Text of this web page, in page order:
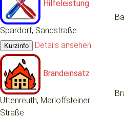
Hilfeleistung
Spardorf, Sandstraße
Details ansehen
Brandeinsatz
Uttenreuth, Marloffsteiner
Straße